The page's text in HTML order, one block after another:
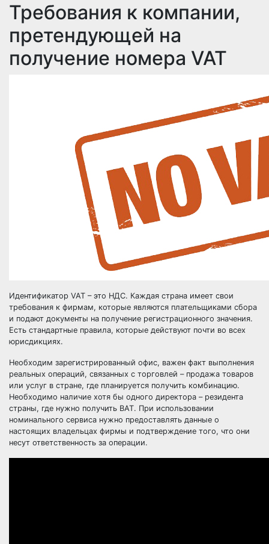
Требования к компании,
претендующей на
получение номера VAT
Идентификатор VAT – это НДС. Каждая страна имеет свои
требования к фирмам, которые являются плательщиками сбора
и подают документы на получение регистрационного значения.
Есть стандартные правила, которые действуют почти во всех
юрисдикциях.
Необходим зарегистрированный офис, важен факт выполнения
реальных операций, связанных с торговлей – продажа товаров
или услуг в стране, где планируется получить комбинацию.
Необходимо наличие хотя бы одного директора – резидента
страны, где нужно получить ВАТ. При использовании
номинального сервиса нужно предоставлять данные о
настоящих владельцах фирмы и подтверждение того, что они
несут ответственность за операции.